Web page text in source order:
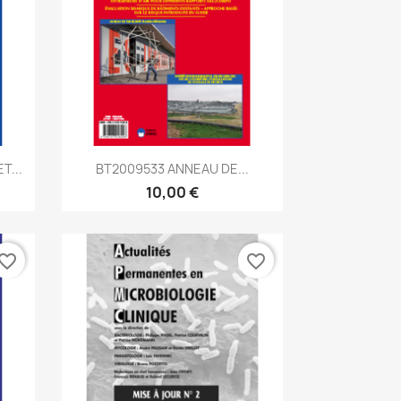
Aperçu rapide
BT2009533 ANNEAU DE...
10,00 €
favorite_border